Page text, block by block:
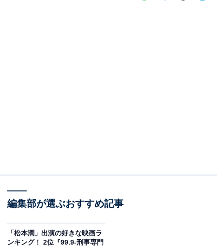
編集部が選ぶおすすめ記事
「松本潤」出演の好きな映画ラ
ンキング！ 2位『99.9-刑事専門